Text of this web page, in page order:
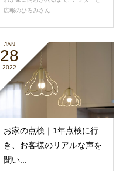
広報のひろみさん
JAN
28
2022
お家の点検｜1年点検に行
き、お客様のリアルな声を
聞い...